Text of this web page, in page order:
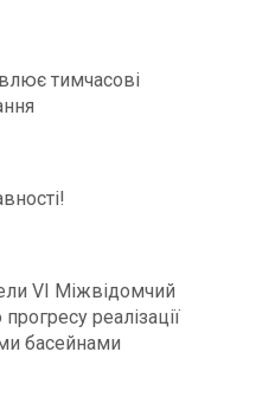
тимчасові
VІ Міжвідомчий
реалізації
басейнами